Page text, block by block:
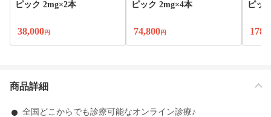
ピック 2mg×2本
38,000円
ピック 2mg×4本
74,800円
ピッ
商品詳細
全国どこからでも診療可能なオンライン診療♪